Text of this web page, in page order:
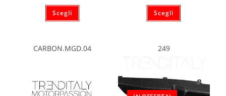
Scegli Scegli
CARBON.MGD.04 249